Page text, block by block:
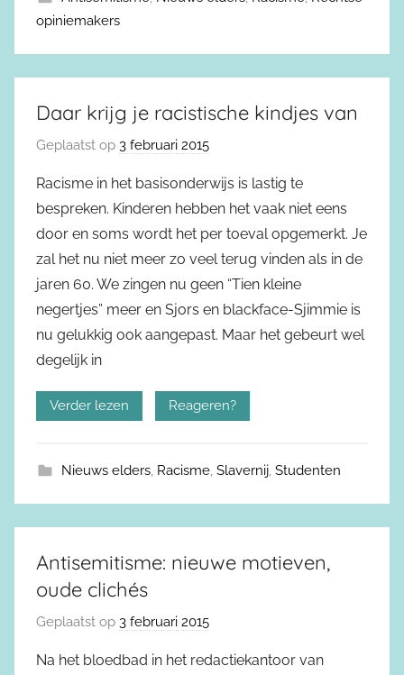
opiniemakers
Daar krijg je racistische kindjes van
Geplaatst op 3 februari 2015
Racisme in het basisonderwijs is lastig te
bespreken. Kinderen hebben het vaak niet eens
door en soms wordt het per toeval opgemerkt. Je
zal het nu niet meer zo veel terug vinden als in de
jaren 60. We zingen nu geen “Tien kleine
negertjes” meer en Sjors en blackface-Sjimmie is
nu gelukkig ook aangepast. Maar het gebeurt wel
degelijk in
Verder lezen Reageren?
Nieuws elders, Racisme, Slavernij, Studenten
Antisemitisme: nieuwe motieven,
oude clichés
Geplaatst op 3 februari 2015
Na het bloedbad in het redactiekantoor van